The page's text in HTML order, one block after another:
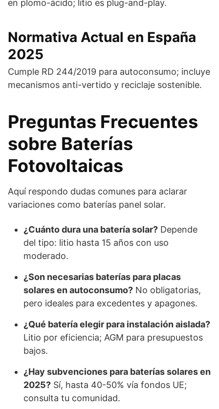
en plomo-ácido; litio es plug-and-play.
Normativa Actual en España
2025
Cumple RD 244/2019 para autoconsumo; incluye
mecanismos anti-vertido y reciclaje sostenible.
Preguntas Frecuentes
sobre Baterías
Fotovoltaicas
Aquí respondo dudas comunes para aclarar
variaciones como baterías panel solar.
¿Cuánto dura una batería solar? Depende
del tipo: litio hasta 15 años con uso
moderado.
¿Son necesarias baterías para placas
solares en autoconsumo? No obligatorias,
pero ideales para excedentes y apagones.
¿Qué batería elegir para instalación aislada?
Litio por eficiencia; AGM para presupuestos
bajos.
¿Hay subvenciones para baterías solares en
2025? Sí, hasta 40-50% vía fondos UE;
consulta tu comunidad.